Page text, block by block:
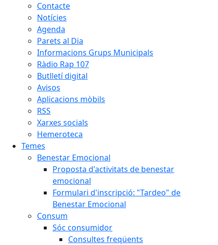
Contacte
Notícies
Agenda
Parets al Dia
Informacions Grups Municipals
Ràdio Rap 107
Butlletí digital
Avisos
Aplicacions mòbils
RSS
Xarxes socials
Hemeroteca
Temes
Benestar Emocional
Proposta d'activitats de benestar
emocional
Formulari d'inscripció: "Tardeo" de
Benestar Emocional
Consum
Sóc consumidor
Consultes freqüents